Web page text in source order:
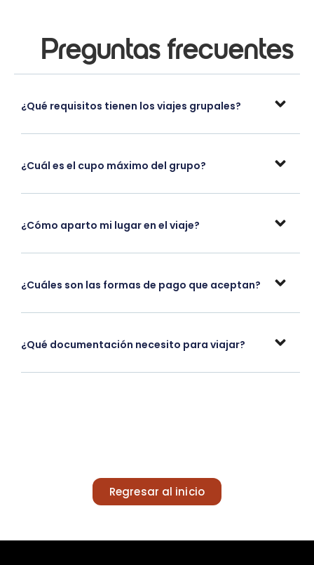
Preguntas frecuentes
¿Qué requisitos tienen los viajes grupales?
¿Cuál es el cupo máximo del grupo?
¿Cómo aparto mi lugar en el viaje?
¿Cuáles son las formas de pago que aceptan?
¿Qué documentación necesito para viajar?
Regresar al inicio